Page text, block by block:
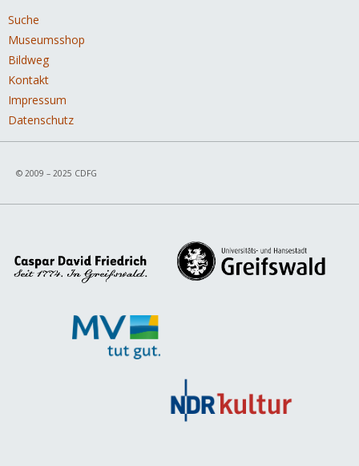
überspringen
Suche
Museumsshop
Bildweg
Kontakt
Impressum
Datenschutz
© 2009 – 2025 CDFG